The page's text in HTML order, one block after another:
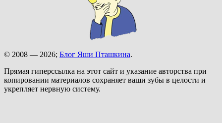
© 2008 — 2026; Блог Яши Пташкина.
Прямая гиперссылка на этот сайт и указание авторства при
копировании материалов сохраняет ваши зубы в целости и
укрепляет нервную систему.